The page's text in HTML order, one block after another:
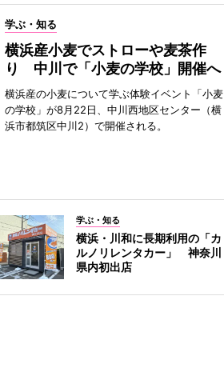
学ぶ・知る
横浜産小麦でストローや麦茶作
り 中川で「小麦の学校」開催へ
横浜産の小麦について学ぶ体験イベント「小麦
の学校」が8月22日、中川西地区センター（横
浜市都筑区中川2）で開催される。
学ぶ・知る
横浜・川和に長期利用の「カ
ルノリレンタカー」 神奈川
県内初出店